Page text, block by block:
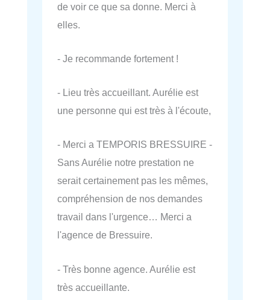
de voir ce que sa donne. Merci à
elles.
- Je recommande fortement !
- Lieu très accueillant. Aurélie est
une personne qui est très à l'écoute,
- Merci a TEMPORIS BRESSUIRE -
Sans Aurélie notre prestation ne
serait certainement pas les mêmes,
compréhension de nos demandes
travail dans l'urgence… Merci a
l'agence de Bressuire.
- Très bonne agence. Aurélie est
très accueillante.